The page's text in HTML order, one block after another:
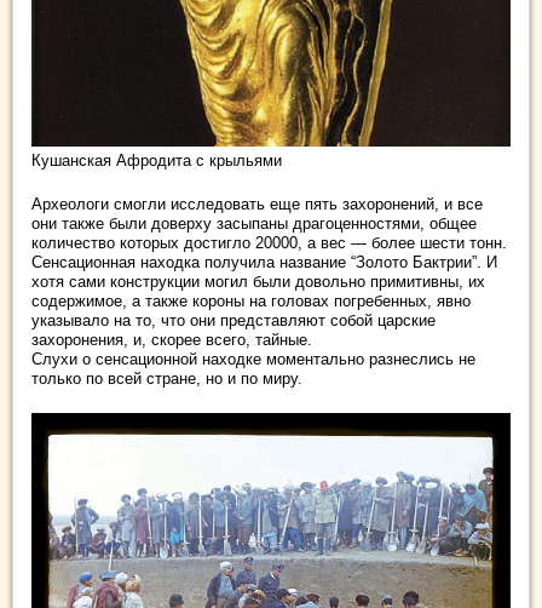
Кушанская Афродита с крыльями
Археологи смогли исследовать еще пять захоронений, и все
они также были доверху засыпаны драгоценностями, общее
количество которых достигло 20000, а вес — более шести тонн.
Сенсационная находка получила название “Золото Бактрии”. И
хотя сами конструкции могил были довольно примитивны, их
содержимое, а также короны на головах погребенных, явно
указывало на то, что они представляют собой царские
захоронения, и, скорее всего, тайные.
Слухи о сенсационной находке моментально разнеслись не
только по всей стране, но и по миру.